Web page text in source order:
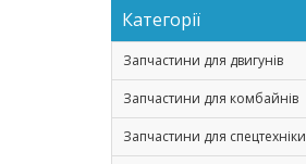
Категорії
Запчастини для двигунів
Запчастини для комбайнів
Запчастини для спецтехніки